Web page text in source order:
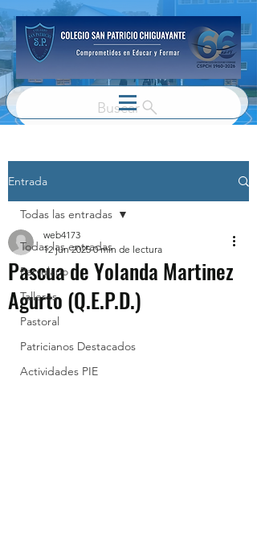
Buscar
Entrada
Todas las entradas
Parvulario
Talleres
Pastoral
Patricianos Destacados
Actividades PIE
Todas las entradas
Pascua de Yolanda Martinez
Agurto (Q.E.P.D.)
web4173
12 jun 2025 0 min de lectura